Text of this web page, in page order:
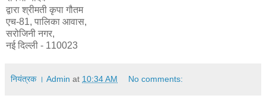
द्वारा श्रीमती कृपा गौतम
एच-81, पालिका आवास,
सरोजिनी नगर,
नई दिल्ली - 110023
नियंत्रक । Admin at 10:34 AM No comments: